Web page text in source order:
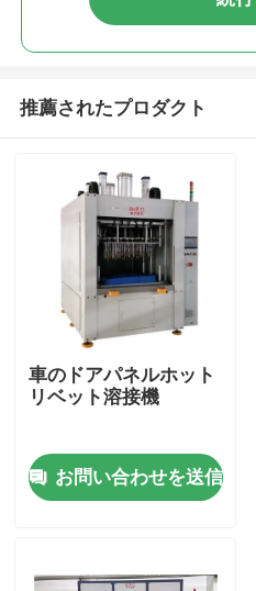
製品
推薦されたプロダクト
車のドアパネルホット
リベット溶接機
お問い合わせを送信